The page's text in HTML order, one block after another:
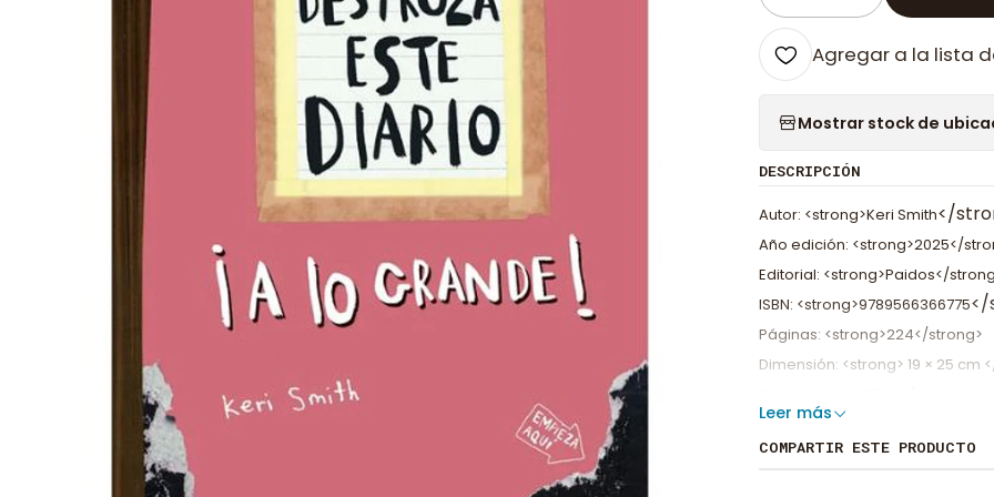
Agregar a la lista
Mostrar stock de
DESCRIPCIÓN
Autor: <strong>Keri Smith</
Año edición: <strong>2025</
Editorial: <strong>Paidos</
ISBN: <strong>9789566366775</
Páginas: <strong>224</strong>
Dimensión: <strong> 19 × 25 cm
Tapa: <strong>Tapa rústica</
Edad sugerida: <strong>+8</
Leer más
COMPARTIR ESTE PRODUCTO